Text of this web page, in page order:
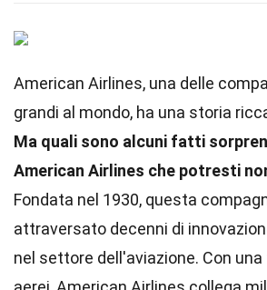
American Airlines, una delle
grandi al mondo, ha una storia
Ma quali sono alcuni fatti
American Airlines che potresti
Fondata nel 1930, questa
attraversato decenni di
nel settore dell'aviazione. Con